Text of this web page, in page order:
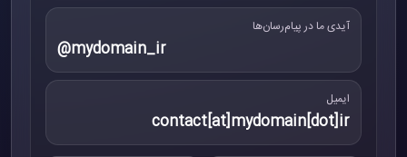
آیدی ما در پیام‌رسان‌ها
@mydomain_ir
ایمیل
contact[at]mydomain[dot]ir